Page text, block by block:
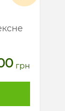
грн